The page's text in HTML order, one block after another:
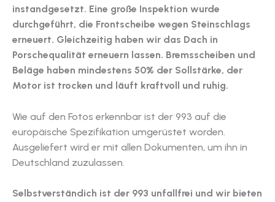
instandgesetzt. Eine große Inspektion wurde
durchgeführt, die Frontscheibe wegen Steinschlags
erneuert. Gleichzeitig haben wir das Dach in
Porschequalität erneuern lassen. Bremsscheiben und
Beläge haben mindestens 50% der Sollstärke, der
Motor ist trocken und läuft kraftvoll und ruhig.
Wie auf den Fotos erkennbar ist der 993 auf die
europäische Spezifikation umgerüstet worden.
Ausgeliefert wird er mit allen Dokumenten, um ihn in
Deutschland zuzulassen.
Selbstverständich ist der 993 unfallfrei und wir bieten